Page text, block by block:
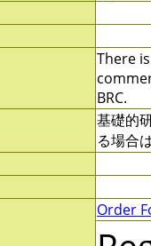
There
BRC.
基礎的
る場合
Order